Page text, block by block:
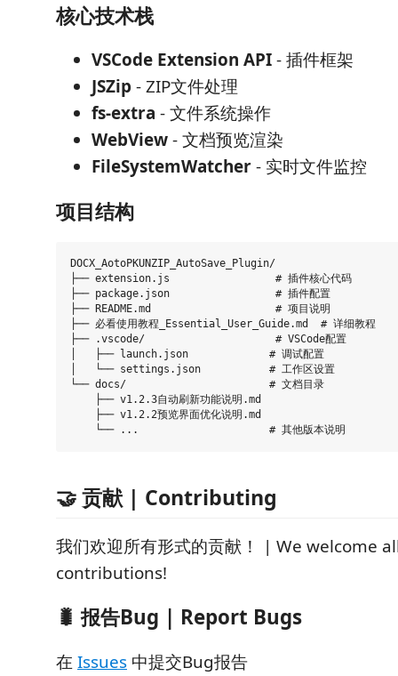
核心技术栈
VSCode Extension API- 插件框架
JSZip - ZIP文件处理
fs-extra - 文件系统操作
WebView- 文档预览渲染
FileSystemWatcher- 实时文件监控
项目结构
DOCX_AotoPKUNZIP_AutoSave_Plugin/
├── extension.js                 # 插件核心代码
├── package.json                 # 插件配置
├── README.md                    # 项目说明
├── 必看使用教程_Essential_User_Guide.md  # 详细教程
├── .vscode/                     # VSCode配置
│   ├── launch.json             # 调试配置
│   └── settings.json           # 工作区设置
└── docs/                       # 文档目录
    ├── v1.2.3自动刷新功能说明.md
    ├── v1.2.2预览界面优化说明.md
🤝 贡献 | Contributing
我们欢迎所有形式的贡献！ | We welcome
contributions!
🐛 报告Bug | Report Bugs
在 Issues 中提交Bug报告